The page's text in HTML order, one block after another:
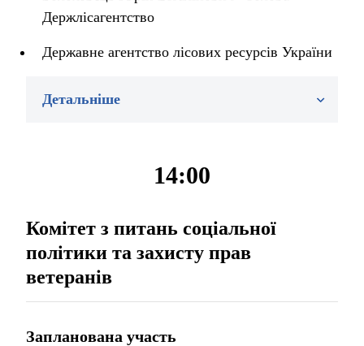
Держлісагентство
Державне агентство лісових ресурсів України
Детальніше
14:00
Комітет з питань соціальної
політики та захисту прав
ветеранів
Запланована участь